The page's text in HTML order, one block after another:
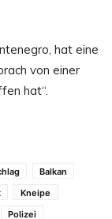
hat eine
von einer
hat“.
Balkan
Kneipe
Polizei